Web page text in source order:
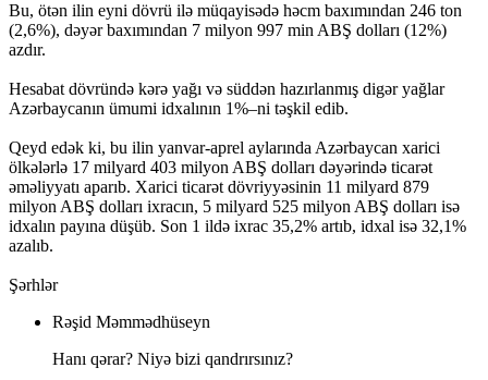
Bu, ötən ilin eyni dövrü ilə müqayisədə həcm baxımından 246 ton
(2,6%), dəyər baxımından 7 milyon 997 min ABŞ dolları (12%)
azdır.
Hesabat dövründə kərə yağı və süddən hazırlanmış digər yağlar
Azərbaycanın ümumi idxalının 1%–ni təşkil edib.
Qeyd edək ki, bu ilin yanvar-aprel aylarında Azərbaycan xarici
ölkələrlə 17 milyard 403 milyon ABŞ dolları dəyərində ticarət
əməliyyatı aparıb. Xarici ticarət dövriyyəsinin 11 milyard 879
milyon ABŞ dolları ixracın, 5 milyard 525 milyon ABŞ dolları isə
idxalın payına düşüb. Son 1 ildə ixrac 35,2% artıb, idxal isə 32,1%
azalıb.
Şərhlər
Rəşid Məmmədhüseyn
Hanı qərar? Niyə bizi qandrırsınız?